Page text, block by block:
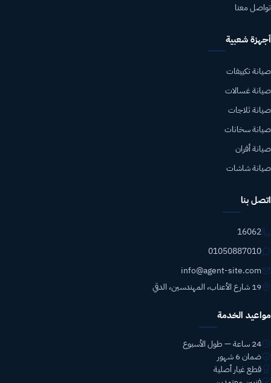
تواصل معنا
أجهزة شعبية
صيانة تكييفات
صيانة غسالات
صيانة ثلاجات
صيانة سخانات
صيانة أفران
صيانة شاشات
اتصل بنا
16062
01050887010
info@agent-site.com
19 شارع الأعناب، المهندسين، الدقي
مواعيد الخدمة
24 ساعة — طول الأسبوع
ضمان 6 شهور
قطع غيار أصلية